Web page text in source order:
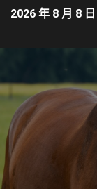
2026 年 8 月 8 日